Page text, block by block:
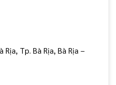
Rịa, Tp. Bà Rịa, Bà Rịa –